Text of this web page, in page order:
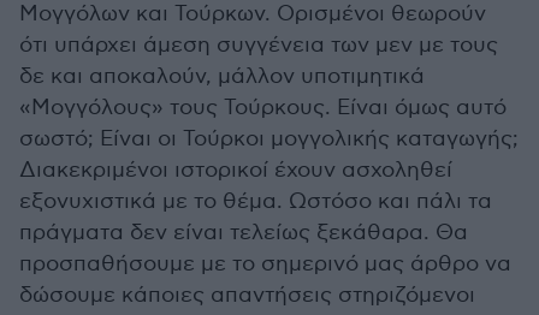
Μογγόλων και Τούρκων. Ορισμένοι θεωρούν
ότι υπάρχει άμεση συγγένεια των μεν με τους
δε και αποκαλούν, μάλλον υποτιμητικά
«Μογγόλους» τους Τούρκους. Είναι όμως αυτό
σωστό; Είναι οι Τούρκοι μογγολικής καταγωγής;
Διακεκριμένοι ιστορικοί έχουν ασχοληθεί
εξονυχιστικά με το θέμα. Ωστόσο και πάλι τα
πράγματα δεν είναι τελείως ξεκάθαρα. Θα
προσπαθήσουμε με το σημερινό μας άρθρο να
δώσουμε κάποιες απαντήσεις στηριζόμενοι